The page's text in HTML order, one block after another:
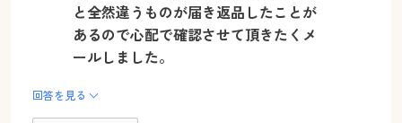
と全然違うものが届き返品したことが
あるので心配で確認させて頂きたくメ
ールしました。
回答を見る